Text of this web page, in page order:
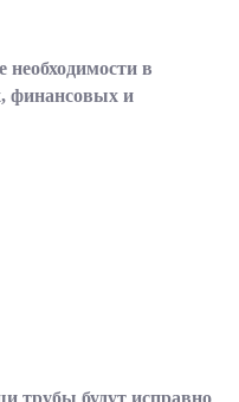
необходимости в
финансовых и
трубы будут исправно